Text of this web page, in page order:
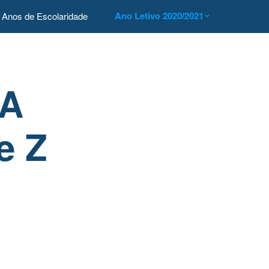
Anos de Escolaridade Ano Letivo 2020/2021
Z